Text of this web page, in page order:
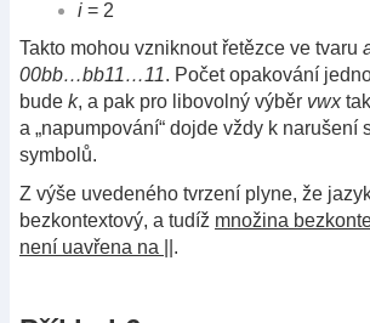
i = 2
Takto mohou vzniknout řetězce ve tvaru
00bb…bb11…11. Počet opakování
bude k, a pak pro libovolný výběr vwx
a „napumpování“ dojde vždy k narušení
symbolů.
Z výše uvedeného tvrzení plyne, že
bezkontextový, a tudíž množina
není uavřena na || .